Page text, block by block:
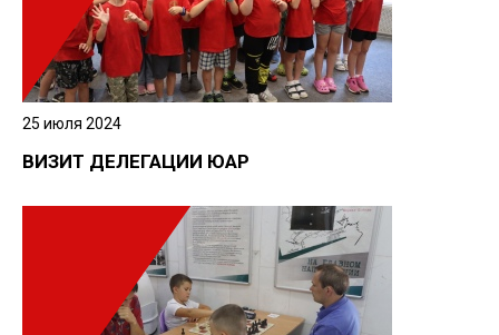
25 июля 2024
ВИЗИТ ДЕЛЕГАЦИИ ЮАР